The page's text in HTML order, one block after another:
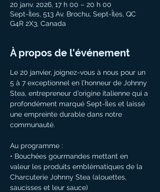
20 janv. 2026, 17 h 00 – 20 h 00
Sept-Îles, 513 Av. Brochu, Sept-Îles, QC
G4R 2X3, Canada
À propos de l'événement
Le 20 janvier, joignez-vous à nous pour un
5 à 7 exceptionnel en l’honneur de Johnny
Stea, entrepreneur d’origine italienne qui a
profondément marqué Sept-Îles et laissé
une empreinte durable dans notre
communauté.
Au programme :
• Bouchées gourmandes mettant en
valeur les produits emblématiques de la
Charcuterie Johnny Stea (alouettes,
saucisses et leur sauce)